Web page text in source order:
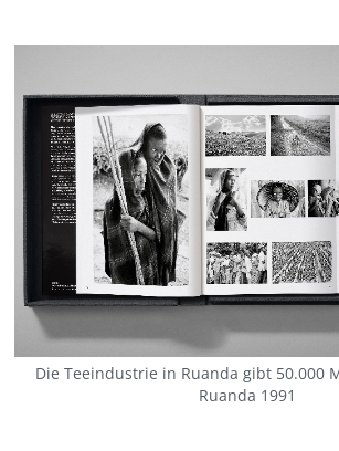
Die Teeindustrie in Ruanda gibt 50.000
Ruanda 1991